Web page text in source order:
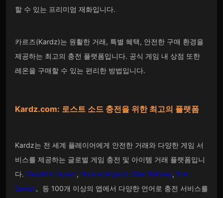
할 수 있는 프리미엄 재화입니다.
카르즈(Kardz)는 원활한 거래, 특별 혜택, 안전한 구매 환경을
제공하는 최고의 충전 플랫폼입니다. 공식 게임 내 상점 또한
레온을 구매할 수 있는 편리한 방법입니다.
Kardz.com: 로스트 소드 충전을 위한 최고의 플랫폼
Kardz는 전 세계 플레이어에게 안전한 거래와 다양한 게임 서
비스를 제공하는 글로벌 게임 충전 및 아이템 거래 플랫폼입니
다. Genshin Impact, Honkai Impact: Star Railway, Star
Savior。 등 100개 이상의 앱에서 다양한 언어로 충전 서비스를